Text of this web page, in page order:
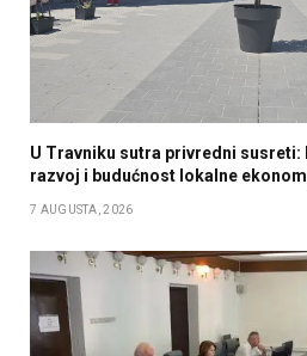
U Travniku sutra privredni susreti:
razvoj i budućnost lokalne
7 AUGUSTA, 2026